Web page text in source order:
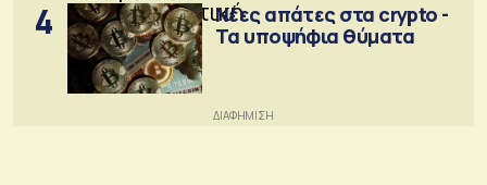
4
Νέες απάτες στα crypto -
Τα υποψήφια θύματα